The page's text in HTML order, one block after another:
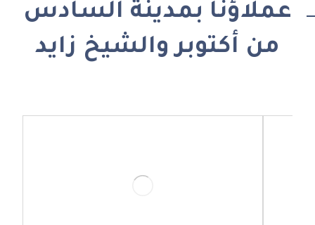
عملاؤنا بمدينة السادس
من أكتوبر والشيخ زايد